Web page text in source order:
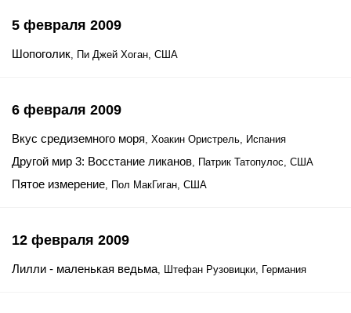
5 февраля 2009
Шопоголик, Пи Джей Хоган, США
6 февраля 2009
Вкус средиземного моря, Хоакин Ористрель, Испания
Другой мир 3: Восстание ликанов, Патрик Татопулос, США
Пятое измерение, Пол МакГиган, США
12 февраля 2009
Лилли - маленькая ведьма, Штефан Рузовицки, Германия